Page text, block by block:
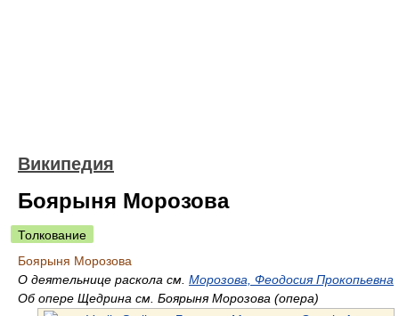
Википедия
Боярыня Морозова
Толкование
Боярыня Морозова
О деятельнице раскола см. Морозова, Феодосия Прокопьевна
Об опере Щедрина см. Боярыня Морозова (опера)